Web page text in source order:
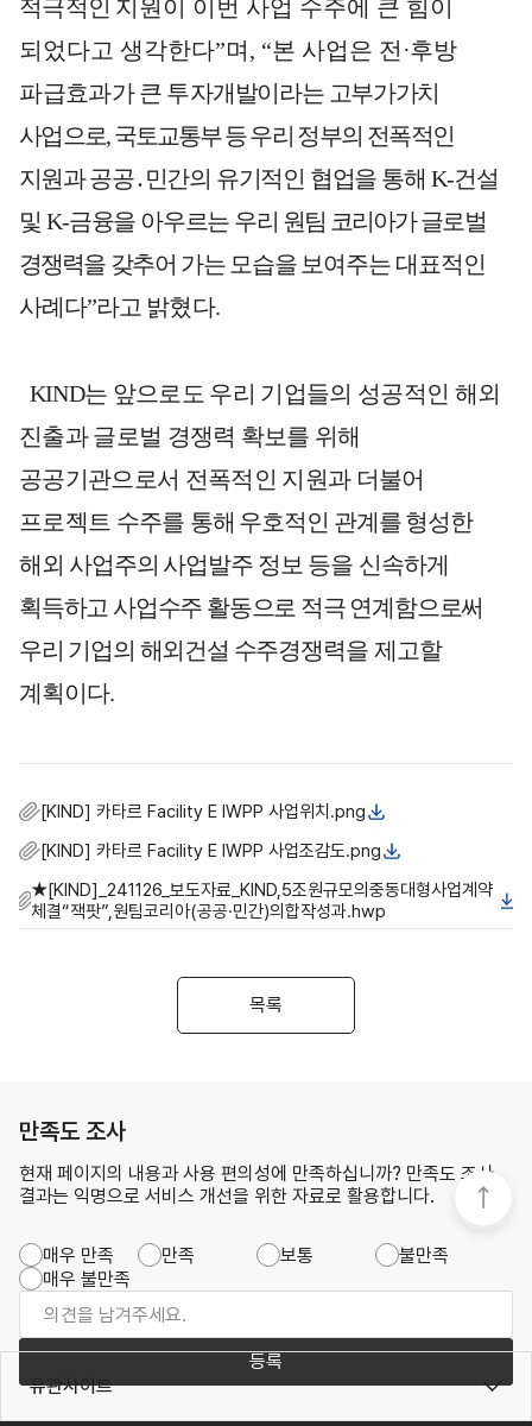
적극적인 지원이 이번 사업 수주에 큰 힘이
되었다고 생각한다”며 , “본 사업은 전 ·후방
파급효과가 큰 투자개발이라는 고부가가치
사업으로,국토교통부 등우리 정부의 전폭적인
지원과 공공․민간의 유기적인 협업을 통해 K-건설
및K-금융을 아우르는 우리 원팀 코리아가 글로벌
경쟁력을 갖추어 가는 모습을 보여주는 대표적인
사례다”라고 밝혔다.
KIND는 앞으로도 우리 기업들의 성공적인 해외
진출과 글로벌 경쟁력 확보를 위해
공공기관으로서 전폭적인 지원과 더불어
프로젝트 수주를 통해 우호적인 관계를 형성한
해외 사업주의 사업발주 정보 등을 신속하게
획득하고 사업수주 활동으로 적극 연계함으로써
우리 기업의 해외건설 수주경쟁력을 제고할
계획이다.
[KIND] 카타르 Facility E IWPP 사업위치.png
[KIND] 카타르 Facility E IWPP 사업조감도.png
★[KIND]_241126_보도자료_KIND,5조원규모의중동대형사업계약
체결“잭팟”,원팀코리아(공공·민간)의합작성과.hwp
목록
만족도 조사
현재 페이지의 내용과 사용 편의성에 만족하십니까? 만족도 조사
결과는 익명으로 서비스 개선을 위한 자료로 활용합니다.
매우 만족 만족 보통
불만족
매우 불만족
등록
유관사이트